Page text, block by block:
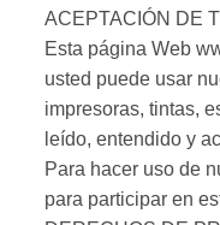
ACEPTACIÓN DE
Esta página Web
usted puede usar
impresoras, tintas,
leído, entendido y
Para hacer uso de
para participar en